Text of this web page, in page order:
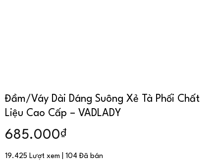
Đầm/Váy Dài Dáng Suông Xẻ Tà Phối Chất
Liệu Cao Cấp – VADLADY
685.000₫
19.425 Lượt xem | 104 Đã bán